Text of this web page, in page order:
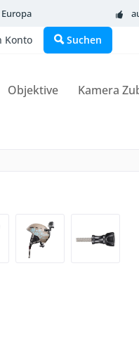
Konto Suchen
Objektive Kamera